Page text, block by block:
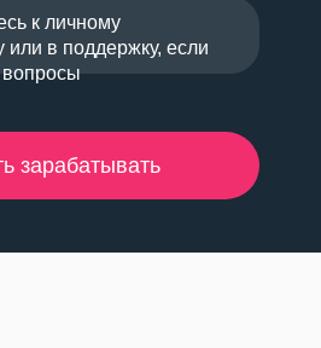
к личному
или в поддержку, если
вопросы
зарабатывать